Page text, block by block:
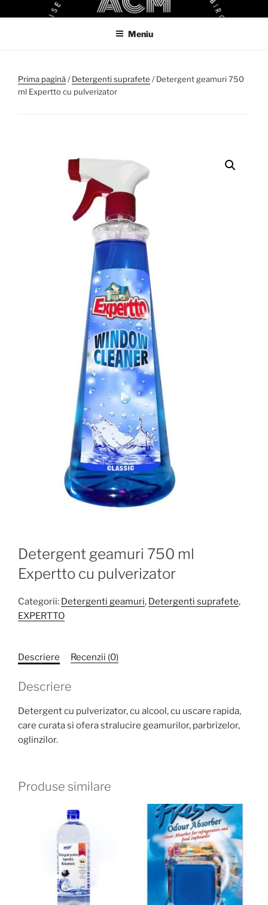
la
ACM
ACM VIRTUAL SHOP
Meniu
Prima pagină/Detergenti suprafete / Detergent geamuri 750
ml Expertto cu pulverizator
Detergent geamuri 750 ml
Expertto cu pulverizator
Categorii: Detergenti geamuri, Detergenti suprafete,
EXPERTTO
Descriere Recenzii (0)
Descriere
Detergent cu pulverizator, cu alcool, cu uscare rapida,
care curata si ofera stralucire geamurilor, parbrizelor,
oglinzilor.
Produse similare